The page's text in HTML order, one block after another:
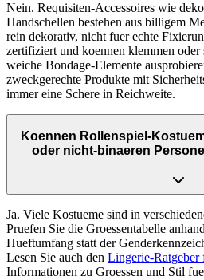
Nein. Requisiten-Accessoires wie
Handschellen bestehen aus billigem
rein dekorativ, nicht fuer echte
zertifiziert und koennen klemmen oder
weiche Bondage-Elemente
zweckgerechte Produkte mit
immer eine Schere in Reichweite.
Koennen Rollenspiel-
oder nicht-binaeren
Ja. Viele Kostueme sind in
Pruefen Sie die Groessentabelle
Hueftumfang statt der
Lesen Sie auch den Lingerie-Ratgeber
Informationen zu Groessen und Stil